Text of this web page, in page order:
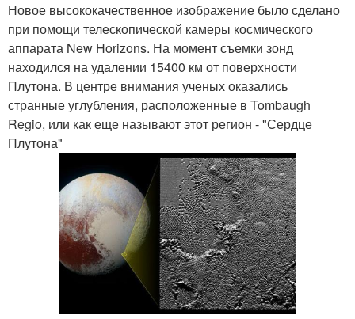
Новое высококачественное изображение было сделано
при помощи телескопической камеры космического
аппарата New Horizons. На момент съемки зонд
находился на удалении 15400 км от поверхности
Плутона. В центре внимания ученых оказались
странные углубления, расположенные в Tombaugh
Regio, или как еще называют этот регион - "Сердце
Плутона"